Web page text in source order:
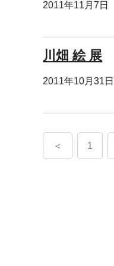
2011年11月7日
川畑 絵 展
2011年10月31
＜ 1